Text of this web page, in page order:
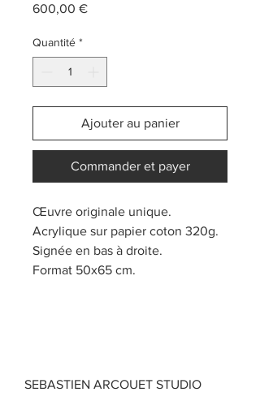
600,00 €Prix
Quantité *
Ajouter au panier
Commander et payer
Œuvre originale unique.
Acrylique sur papier coton 320g.
Signée en bas à droite.
Format 50x65 cm.
SEBASTIEN ARCOUET STUDIO